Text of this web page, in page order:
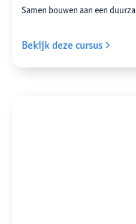
Samen bouwen aan een
Bekijk deze cursus